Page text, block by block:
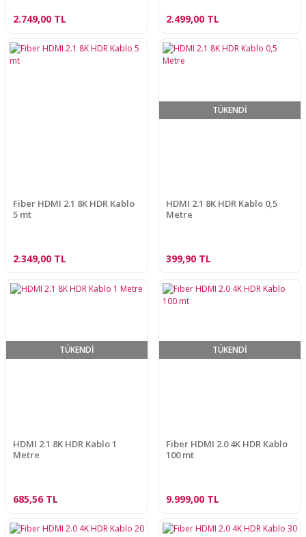
2.749,00 TL 2.499,00 TL
Fiber HDMI 2.1 8K HDR Kablo
5 mt
2.349,00 TL
TÜKENDİ
HDMI 2.1 8K HDR Kablo 0,5
Metre
399,90 TL
TÜKENDİ
HDMI 2.1 8K HDR Kablo 1
Metre
685,56 TL
TÜKENDİ
Fiber HDMI 2.0 4K HDR Kablo
100 mt
9.999,00 TL